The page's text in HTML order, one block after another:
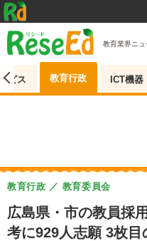
教育業界ニュ
ビス 教育行政 ICT機器
広島県・市の教員採
考に929人志願 3枚目
教育行政 教育委員会